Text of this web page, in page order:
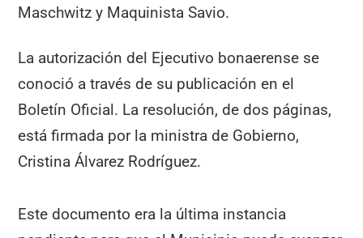
Maschwitz y Maquinista Savio.
La autorización del Ejecutivo bonaerense se
conoció a través de su publicación en el
Boletín Oficial. La resolución, de dos páginas,
está firmada por la ministra de Gobierno,
Cristina Álvarez Rodríguez.
Este documento era la última instancia